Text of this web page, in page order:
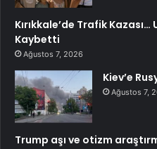
Kırıkkale’de Trafik
Kaybetti
Ağustos 7, 2026
Kiev’e
Ağustos 7,
Trump aşı ve otizm